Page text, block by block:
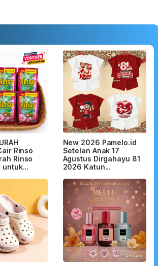
Rinso
Rinso
untuk...
New 2026 Pamelo.id
Setelan Anak 17
Agustus Dirgahayu 81
2026 Katun...